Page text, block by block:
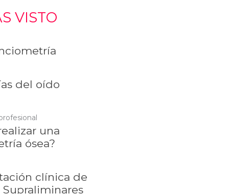
VISTO
del oído
una
ósea?
clínica de
Supraliminares